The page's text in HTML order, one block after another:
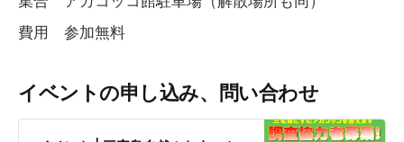
費用 参加無料
イベントの申し込み、問い合わせ